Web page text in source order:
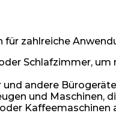
zahlreiche
Schlafzimmer,
und andere
und Maschinen,